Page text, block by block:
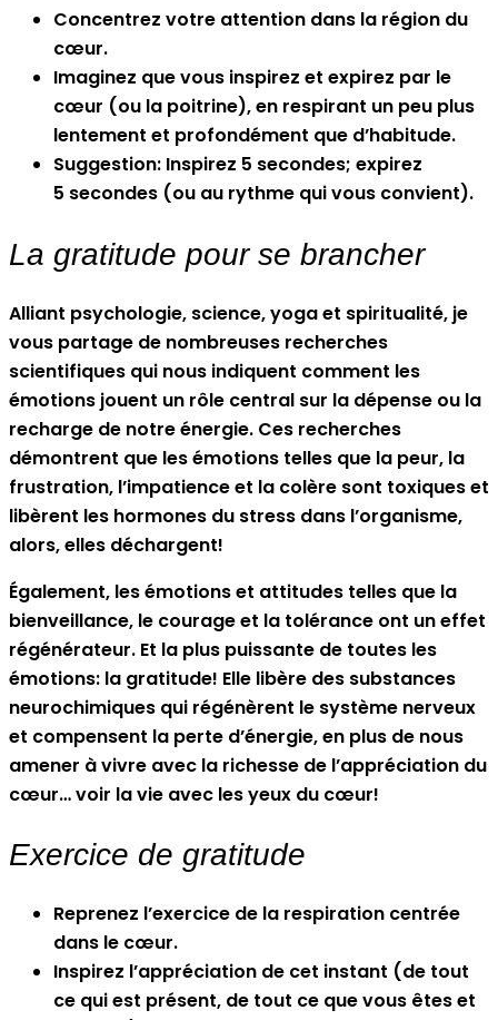
Concentrez votre attention dans la région du
cœur.
Imaginez que vous inspirez et expirez par le
cœur (ou la poitrine), en respirant un peu plus
lentement et profondément que d’habitude.
Suggestion: Inspirez 5 secondes; expirez
5 secondes (ou au rythme qui vous convient).
La gratitude pour se brancher
Alliant psychologie, science, yoga et spiritualité, je
vous partage de nombreuses recherches
scientifiques qui nous indiquent comment les
émotions jouent un rôle central sur la dépense ou la
recharge de notre énergie. Ces recherches
démontrent que les émotions telles que la peur, la
frustration, l’impatience et la colère sont toxiques et
libèrent les hormones du stress dans l’organisme,
alors, elles déchargent!
Également, les émotions et attitudes telles que la
bienveillance, le courage et la tolérance ont un effet
régénérateur. Et la plus puissante de toutes les
émotions: la gratitude! Elle libère des substances
neurochimiques qui régénèrent le système nerveux
et compensent la perte d’énergie, en plus de nous
amener à vivre avec la richesse de l’appréciation du
cœur… voir la vie avec les yeux du cœur!
Exercice de gratitude
Reprenez l’exercice de la respiration centrée
dans le cœur.
Inspirez l’appréciation de cet instant (de tout
ce qui est présent, de tout ce que vous êtes et